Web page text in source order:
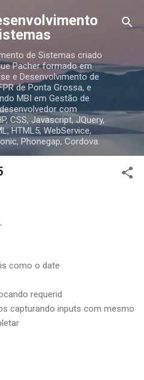
principal
de Sistemas criado
Pacher formado em
e Desenvolvimento de
de Ponta Grossa, e
MBI em Gestão de
com
CSS, Javascript, JQuery,
HTML5, WebService,
Phonegap, Cordova.
como o date
requerid
capturando inputs com mesmo